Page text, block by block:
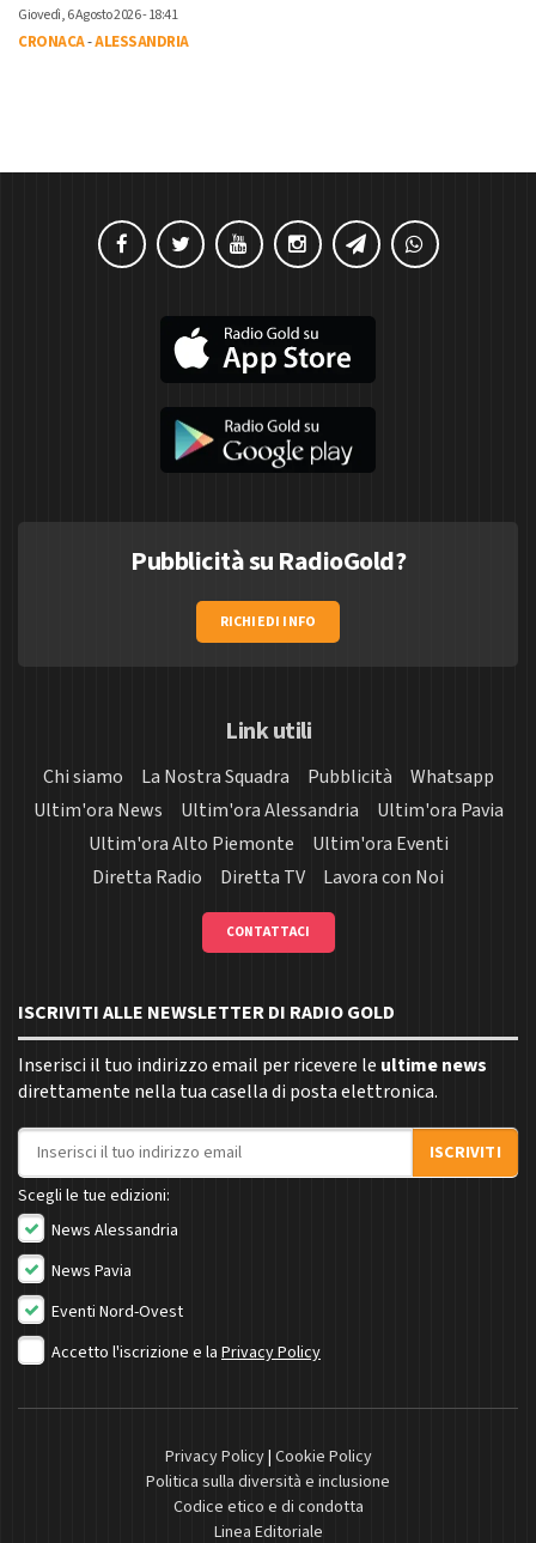
Giovedì, 6 Agosto 2026 - 18:41
CRONACA-ALESSANDRIA
Pubblicità su RadioGold?
RICHIEDI INFO
Link utili
Chi siamo La Nostra Squadra Pubblicità
Whatsapp
Ultim'ora News
Ultim'ora Alessandria
Ultim'ora Pavia
Ultim'ora Alto Piemonte
Ultim'ora Eventi
Diretta Radio
Diretta TV Lavora con Noi
CONTATTACI
ISCRIVITI ALLE NEWSLETTER DI RADIO GOLD
Inserisci il tuo indirizzo email per ricevere le ultime news
direttamente nella tua casella di posta elettronica.
Indirizzo email
ISCRIVITI
Scegli le tue edizioni:
News Alessandria
News Pavia
Eventi Nord-Ovest
Accetto l'iscrizione e la Privacy Policy
Privacy Policy| Cookie Policy
Politica sulla diversità e inclusione
Codice etico e di condotta
Linea Editoriale